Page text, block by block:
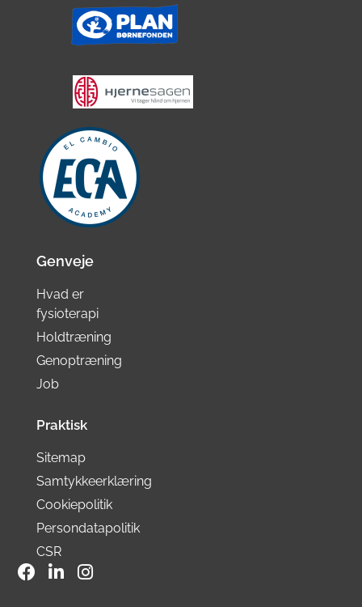
Genveje
Hvad er
fysioterapi
Holdtræning
Genoptræning
Job
Praktisk
Sitemap
Samtykkeerklæring
Cookiepolitik
Persondatapolitik
CSR